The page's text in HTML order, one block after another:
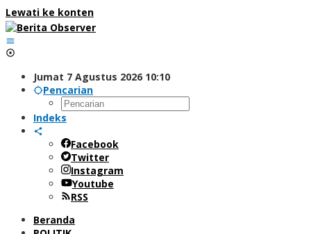
Lewati ke konten
Jumat 7 Agustus 2026 10:10
Pencarian
Indeks
Facebook
Twitter
Instagram
Youtube
RSS
Beranda